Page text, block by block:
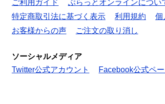
ご利用ガイド
ぷらっとオンラインについ
特定商取引法に基づく表示
利用規約 個
お客様からの声
ご注文の取り消し
ソーシャルメディア
Twitter公式アカウント
Facebook公式ペ